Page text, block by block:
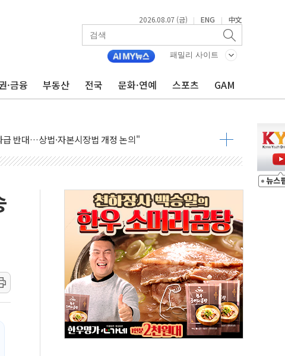
2026.08.07 (금) | ENG | 中文
패밀리 사이트
·금융 부동산 전국 문화·연예 스포츠 GAM
재회…로봇·AI 데이터센터·모빌리티 구체화
·아이온큐·도어대시↑ VS 샌디스크·피그마·앱러빈↓
차익실현 속 혼조세...웨스턴디지털·샌디스크↓
사에 긴급 안보 점검회의
호조까지, 상승...호실적 보고 기업 상승세 뚜렷
간인 '사파리' 공격… 시민들 공포감 극대화 전략
임시 주총 기대감에 홀로 상한가…마진 잔액은 사상 최고
버리지 위험수위…숨은 차입이 더 큰 변수"
상…대응 1단계 진압 중
봐야, 경쟁상대 中과 비교해야"
께하는 '선봉'의 대민 봉사
도미사일 1발 발사… 올해 10번째·42일 만 도발
아에 새 안보 위기… 반군·마약카르텔이 습득해 전투 활용